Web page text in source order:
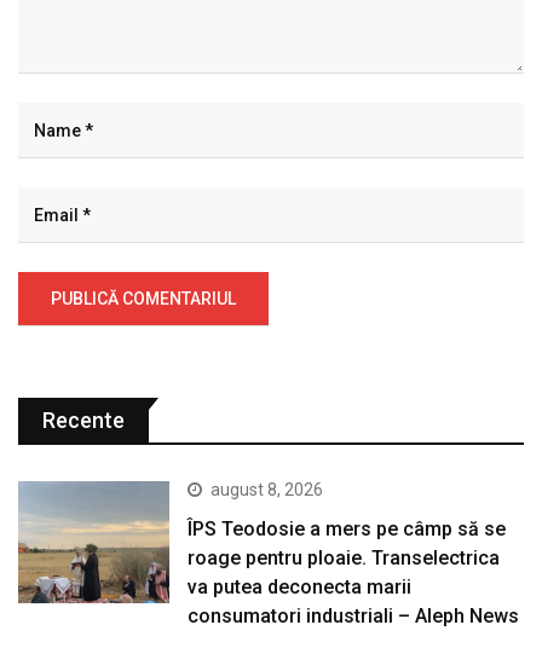
Recente
august 8, 2026
ÎPS Teodosie a mers pe câmp să se
roage pentru ploaie. Transelectrica
va putea deconecta marii
consumatori industriali – Aleph News